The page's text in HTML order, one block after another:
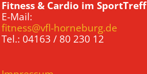
Fitness & Cardio im SportTreff
E-Mail:
fitness@vfl-horneburg.de
Tel.: 04163 / 80 230 12